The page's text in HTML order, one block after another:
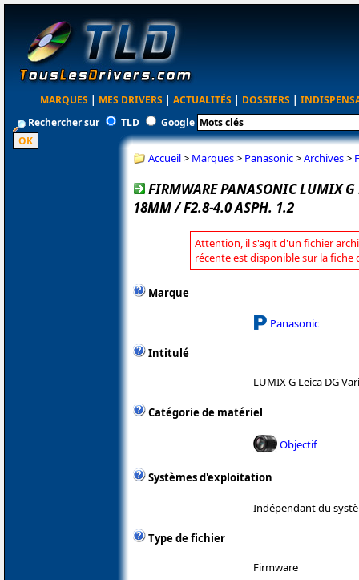
MARQUES | MES DRIVERS | ACTUALITÉS | DOSSIERS |
Rechercher sur
TLD Google
Accueil> Marques> Panasonic>Archives>
FIRMWARE PANASONIC LUMIX
18MM / F2.8-4.0 ASPH. 1.2
Attention, il s'agit d'un fichier
récente est disponible sur la fiche
Marque
Panasonic
Intitulé
LUMIX G Leica DG
Catégorie de matériel
Objectif
Systèmes d'exploitation
Indépendant du
Type de fichier
Firmware